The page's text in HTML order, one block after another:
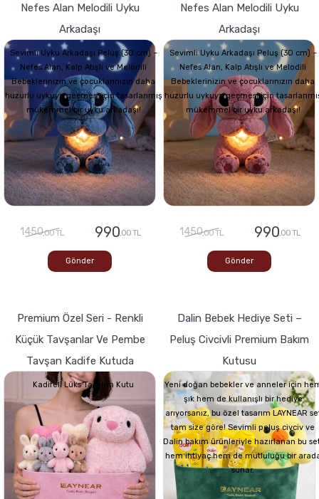
Nefes Alan Melodili Uyku
Arkadaşı
Sevimli Uyku Arkadaşı Peluş (30 cm) –
Nefes Alan, Kalp Atışlı ve Melodili
Bebeklerinizin ve çocuklarınızın daha
huzurlu uykuya geçmesi için tasarlanmış
mükemmel bir uyku arkadaşı!
1450,00 TL 990,00 TL
Gönder
Nefes Alan Melodili Uyku
Arkadaşı
Sevimli Uyku Arkadaşı Peluş (30 cm) –
Nefes Alan, Kalp Atışlı ve Melodili
Bebeklerinizin ve çocuklarınızın daha
huzurlu uykuya geçmesi için
mükemmel bir uyku arkadaşı!
1450,00 TL 990,00 TL
Gönder
Premium Özel Seri - Renkli
Küçük Tavşanlar Ve Pembe
Tavşan Kadife Kutuda
Kadifeli Lüks Tasarım Kutu
Dalin Bebek Hediye Seti –
Peluş Civcivli Premium Bakım
Kutusu
Yeni doğan bebekler ve anneler için
şık hem de kullanışlı bir hediye
arıyorsanız, bu özel tasarım LAYNEAR
tam size göre! Sevimli peluş civciv ve
Dalin bakım ürünleriyle hazırlanan bu
hem ihtiyaç hem de mutluluğu bir
sunar.